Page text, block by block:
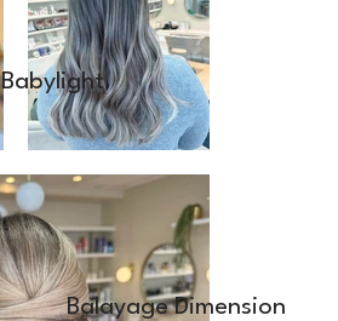
Balayage Dimension
Babylight